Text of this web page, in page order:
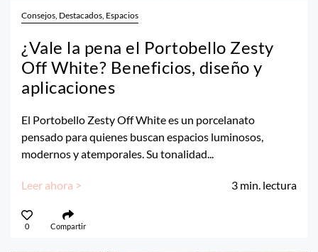
Consejos, Destacados, Espacios
¿Vale la pena el Portobello Zesty
Off White? Beneficios, diseño y
aplicaciones
El Portobello Zesty Off White es un porcelanato
pensado para quienes buscan espacios luminosos,
modernos y atemporales. Su tonalidad...
Leer ahora > 3 min. lectura
0 Compartir